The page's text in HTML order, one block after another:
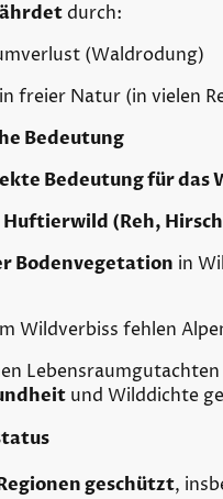
durch:
(Waldrodung)
freier Natur (in vielen
Bedeutung
Bedeutung für das
Huftierwild (Reh,
Bodenvegetation in
Wildverbiss fehlen
und Wilddichte
geschützt,